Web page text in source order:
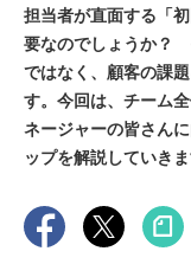
担当者が直面する「
要なのでしょうか？
ではなく、顧客の課
す。今回は、チーム
ネージャーの皆さん
ップを解説していきま